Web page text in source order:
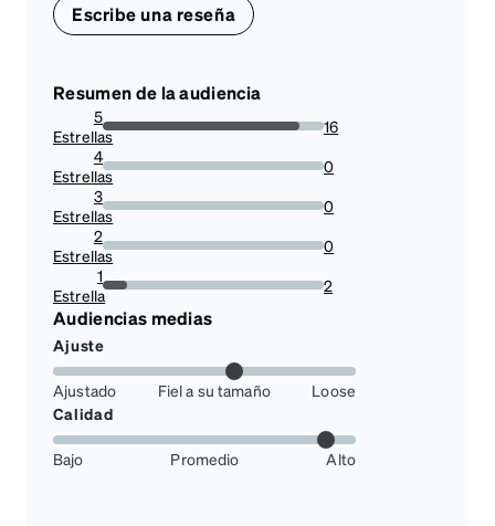
Escribe una reseña
Resumen de la audiencia
5
Estrellas88.88888888888889%
16
4
Estrellas
0%
0
3
Estrellas
0%
0
2
Estrellas
0%
0
1
Estrella11.11111111111111%
2
Audiencias medias
Ajuste
Ajustado Fiel a su tamaño
Loose
Calidad
Bajo Promedio Alto